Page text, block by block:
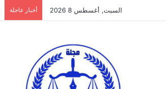
السبت, أغسطس 8 2026 أخبار عاجلة